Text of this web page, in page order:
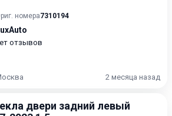
номера7310194
отзывов
2 месяца назад
двери задний левый